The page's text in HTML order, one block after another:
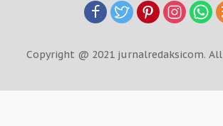
Copyright @ 2021 jurnalredaksicom.